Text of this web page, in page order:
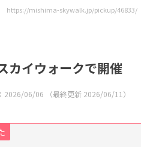
https://mishima-skywalk.jp/pickup/46833/
カイウォークで開催
2026/06/06 （最終更新 2026/06/11 ）